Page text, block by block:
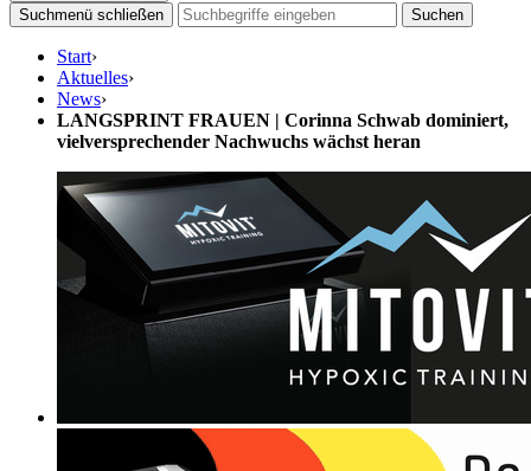
Suchmenü schließen
Suchen
Start›
Aktuelles›
News›
LANGSPRINT FRAUEN | Corinna Schwab dominiert,
vielversprechender Nachwuchs wächst heran